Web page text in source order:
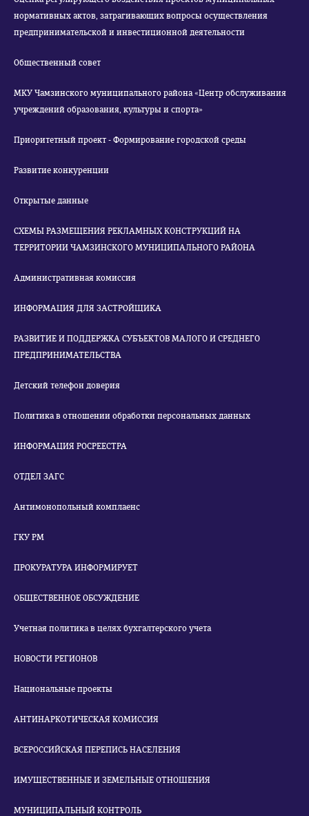
нормативных актов, затрагивающих вопросы осуществления
предпринимательской и инвестиционной деятельности
Общественный совет
МКУ Чамзинского муниципального района «Центр обслуживания
учреждений образования, культуры и спорта»
Приоритетный проект - Формирование городской среды
Развитие конкуренции
Открытые данные
СХЕМЫ РАЗМЕЩЕНИЯ РЕКЛАМНЫХ КОНСТРУКЦИЙ НА
ТЕРРИТОРИИ ЧАМЗИНСКОГО МУНИЦИПАЛЬНОГО РАЙОНА
Административная комиссия
ИНФОРМАЦИЯ ДЛЯ ЗАСТРОЙЩИКА
РАЗВИТИЕ И ПОДДЕРЖКА СУБЪЕКТОВ МАЛОГО И СРЕДНЕГО
ПРЕДПРИНИМАТЕЛЬСТВА
Детский телефон доверия
Политика в отношении обработки персональных данных
ИНФОРМАЦИЯ РОСРЕЕСТРА
ОТДЕЛ ЗАГС
Антимонопольный комплаенс
ГКУ РМ
ПРОКУРАТУРА ИНФОРМИРУЕТ
ОБЩЕСТВЕННОЕ ОБСУЖДЕНИЕ
Учетная политика в целях бухгалтерского учета
НОВОСТИ РЕГИОНОВ
Национальные проекты
АНТИНАРКОТИЧЕСКАЯ КОМИССИЯ
ВСЕРОССИЙСКАЯ ПЕРЕПИСЬ НАСЕЛЕНИЯ
ИМУЩЕСТВЕННЫЕ И ЗЕМЕЛЬНЫЕ ОТНОШЕНИЯ
МУНИЦИПАЛЬНЫЙ КОНТРОЛЬ